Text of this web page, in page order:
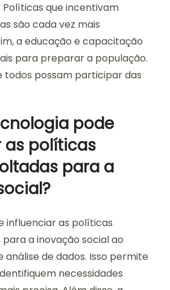
Políticas que incentivam
são cada vez mais
a educação e capacitação
para preparar a população.
todos possam participar das
pode
as políticas
para a
influenciar as políticas
a inovação social ao
de dados. Isso permite
necessidades